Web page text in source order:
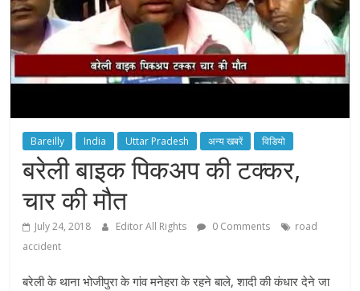
Bareilly India Uttar Pradesh अन्य खबरें विडियो
बरेली बाइक पिकअप की टक्कर,
चार की मौत
July 24, 2018 Editor All Rights 0 Comments
road
accident
बरेली के थाना भोजीपुरा के गांव मनेहरा के रहने बाले, शादी की कंधार देने जा